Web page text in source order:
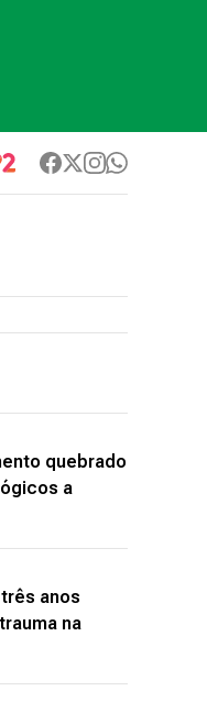
quebrado
a
anos
na